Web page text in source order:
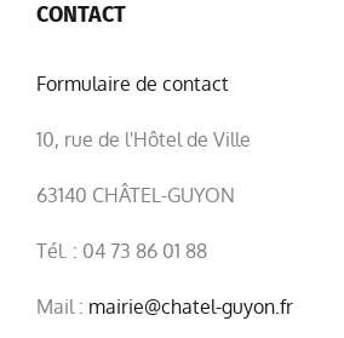
CONTACT
Formulaire de contact
10, rue de l'Hôtel de Ville
63140 CHÂTEL-GUYON
Tél. : 04 73 86 01 88
Mail : mairie@chatel-guyon.fr